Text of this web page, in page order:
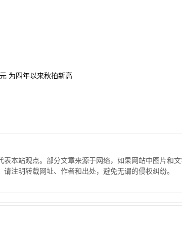
为四年以来秋拍新高
本站观点。部分文章来源于网络，如果网站中图片和
注明转载网址、作者和出处，避免无谓的侵权纠纷。